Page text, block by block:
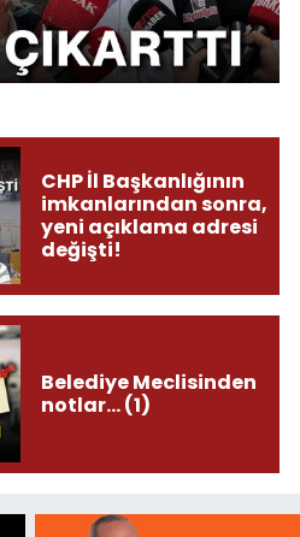
CHP İl Başkanlığının
imkanlarından sonra,
yeni açıklama adresi
değişti!
Belediye Meclisinden
notlar... (1)